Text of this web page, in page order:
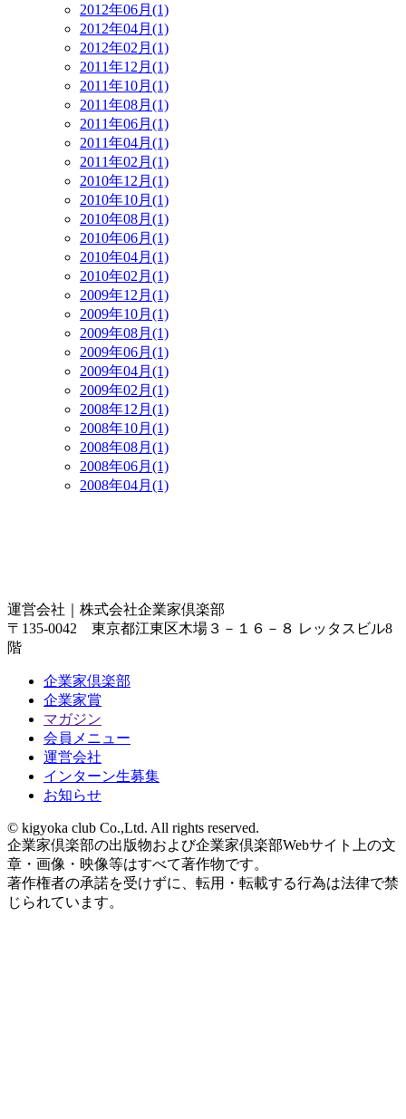
2012年06月(1)
2012年04月(1)
2012年02月(1)
2011年12月(1)
2011年10月(1)
2011年08月(1)
2011年06月(1)
2011年04月(1)
2011年02月(1)
2010年12月(1)
2010年10月(1)
2010年08月(1)
2010年06月(1)
2010年04月(1)
2010年02月(1)
2009年12月(1)
2009年10月(1)
2009年08月(1)
2009年06月(1)
2009年04月(1)
2009年02月(1)
2008年12月(1)
2008年10月(1)
2008年08月(1)
2008年06月(1)
2008年04月(1)
運営会社｜ 株式会社企業家倶楽部
〒135-0042 東京都江東区木場３－１６－８ レッタスビル8
階
企業家倶楽部
企業家賞
マガジン
会員メニュー
運営会社
インターン生募集
お知らせ
© kigyoka club Co.,Ltd. All rights reserved.
企業家倶楽部の出版物および企業家倶楽部Webサイト上の文
章・画像・映像等はすべて著作物です。
著作権者の承諾を受けずに、転用・転載する行為は法律で禁
じられています。